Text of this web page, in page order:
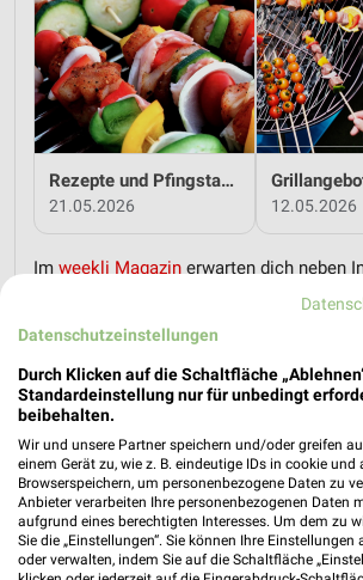
Rezepte und Pfingstangebote bei REWE!
21.05.2026 12.05.2026
Im weekli Magazin erwarten dich neben
auch clevere Spartipps für den
nachhaltig zu entlasten.
weekli - Prospekte &
Alle REWE Angebote immer griffbereit –
Datenschutzeinstellungen
Durch Klicken auf die Schaltfläche
Standardeinstellung nur für unbedingt
beibehalten.
Wir und unsere Partner speichern und/oder greifen
einem Gerät zu, wie z. B. eindeutige IDs in cookie und
Browserspeichern, um personenbezogene Daten zu
Anbieter verarbeiten Ihre personenbezogenen Daten
aufgrund eines berechtigten Interesses. Um dem zu
Sie die „Einstellungen“. Sie können Ihre Einstellungen
oder verwalten, indem Sie auf die Schaltfläche